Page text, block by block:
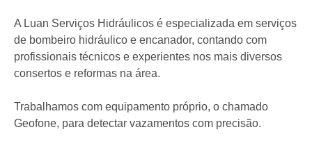
A Luan Serviços Hidráulicos é especializada em serviços
de bombeiro hidráulico e encanador, contando com
profissionais técnicos e experientes nos mais diversos
consertos e reformas na área.
Trabalhamos com equipamento próprio, o chamado
Geofone, para detectar vazamentos com precisão.